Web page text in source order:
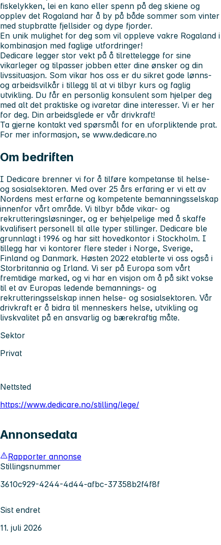
fiskelykken, lei en kano eller spenn på deg skiene og
opplev det Rogaland har å by på både sommer som vinter
med stupbratte fjellsider og dype fjorder.
En unik mulighet for deg som vil oppleve vakre Rogaland i
kombinasjon med faglige utfordringer!
Dedicare legger stor vekt på å tilrettelegge for sine
vikarleger og tilpasser jobben etter dine ønsker og din
livssituasjon. Som vikar hos oss er du sikret gode lønns-
og arbeidsvilkår i tillegg til at vi tilbyr kurs og faglig
utvikling. Du får en personlig konsulent som hjelper deg
med alt det praktiske og ivaretar dine interesser. Vi er her
for deg. Din arbeidsglede er vår drivkraft!
Ta gjerne kontakt ved spørsmål for en uforpliktende prat.
For mer informasjon, se www.dedicare.no
Om bedriften
I Dedicare brenner vi for å tilføre kompetanse til helse-
og sosialsektoren. Med over 25 års erfaring er vi ett av
Nordens mest erfarne og kompetente bemanningsselskap
innenfor vårt område. Vi tilbyr både vikar- og
rekrutteringsløsninger, og er behjelpelige med å skaffe
kvalifisert personell til alle typer stillinger. Dedicare ble
grunnlagt i 1996 og har sitt hovedkontor i Stockholm. I
tillegg har vi kontorer flere steder i Norge, Sverige,
Finland og Danmark. Høsten 2022 etablerte vi oss også i
Storbritannia og Irland. Vi ser på Europa som vårt
fremtidige marked, og vi har en visjon om å på sikt vokse
til et av Europas ledende bemannings- og
rekrutteringsselskap innen helse- og sosialsektoren. Vår
drivkraft er å bidra til menneskers helse, utvikling og
livskvalitet på en ansvarlig og bærekraftig måte.
Sektor
Privat
Nettsted
https://www.dedicare.no/stilling/lege/
Annonsedata
Rapporter annonse
Stillingsnummer
3610c929-4244-4d44-afbc-37358b2f4f8f
Sist endret
11. juli 2026